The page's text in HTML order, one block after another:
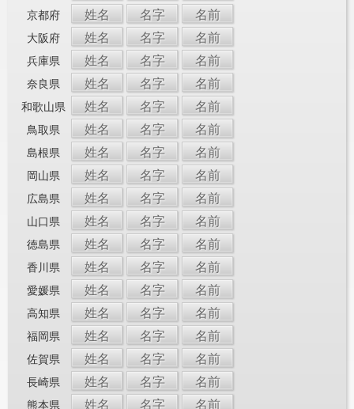
京都府 姓名 名字 名前
大阪府 姓名 名字 名前
兵庫県 姓名 名字 名前
奈良県 姓名 名字 名前
和歌山県 姓名 名字 名前
鳥取県 姓名 名字 名前
島根県 姓名 名字 名前
岡山県 姓名 名字 名前
広島県 姓名 名字 名前
山口県 姓名 名字 名前
徳島県 姓名 名字 名前
香川県 姓名 名字 名前
愛媛県 姓名 名字 名前
高知県 姓名 名字 名前
福岡県 姓名 名字 名前
佐賀県 姓名 名字 名前
長崎県 姓名 名字 名前
熊本県 姓名 名字 名前